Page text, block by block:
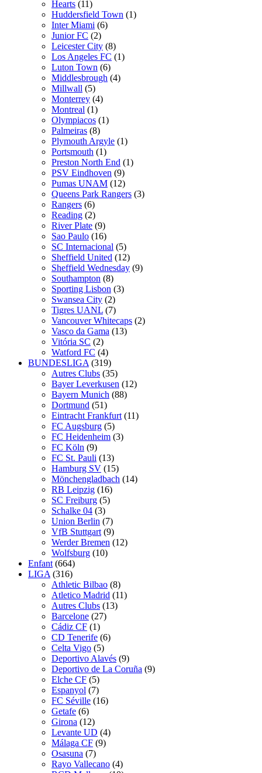
Hearts (11)
Huddersfield Town (1)
Inter Miami (6)
Junior FC (2)
Leicester City (8)
Los Angeles FC (1)
Luton Town (6)
Middlesbrough (4)
Millwall (5)
Monterrey (4)
Montreal (1)
Olympiacos (1)
Palmeiras (8)
Plymouth Argyle (1)
Portsmouth (1)
Preston North End (1)
PSV Eindhoven (9)
Pumas UNAM (12)
Queens Park Rangers (3)
Rangers (6)
Reading (2)
River Plate (9)
Sao Paulo (16)
SC Internacional (5)
Sheffield United (12)
Sheffield Wednesday (9)
Southampton (8)
Sporting Lisbon (3)
Swansea City (2)
Tigres UANL (7)
Vancouver Whitecaps (2)
Vasco da Gama (13)
Vitória SC (2)
Watford FC (4)
BUNDESLIGA (319)
Autres Clubs (35)
Bayer Leverkusen (12)
Bayern Munich (88)
Dortmund (51)
Eintracht Frankfurt (11)
FC Augsburg (5)
FC Heidenheim (3)
FC Köln (9)
FC St. Pauli (13)
Hamburg SV (15)
Mönchengladbach (14)
RB Leipzig (16)
SC Freiburg (5)
Schalke 04 (3)
Union Berlin (7)
VfB Stuttgart (9)
Werder Bremen (12)
Wolfsburg (10)
Enfant (664)
LIGA (316)
Athletic Bilbao (8)
Atletico Madrid (11)
Autres Clubs (13)
Barcelone (27)
Cádiz CF (1)
CD Tenerife (6)
Celta Vigo (5)
Deportivo Alavés (9)
Deportivo de La Coruña (9)
Elche CF (5)
Espanyol (7)
FC Séville (16)
Getafe (6)
Girona (12)
Levante UD (4)
Málaga CF (9)
Osasuna (7)
Rayo Vallecano (4)